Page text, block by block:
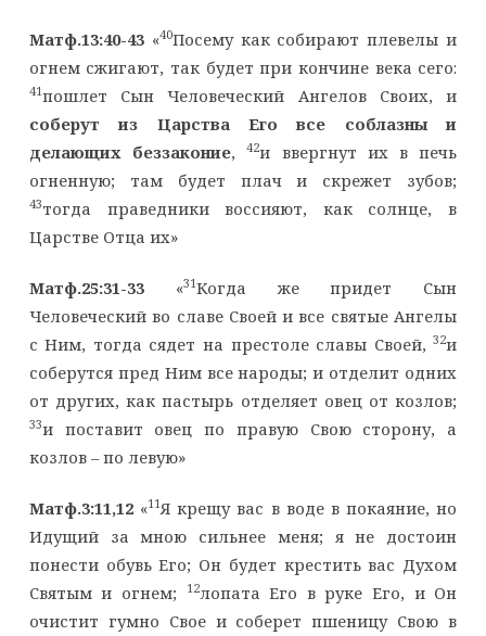
Матф.13:40-43 «40Посему как собирают плевелы и
огнем сжигают, так будет при кончине века сего:
41пошлет Сын Человеческий Ангелов Своих, и
соберут из Царства Его все соблазны и
делающих беззаконие,42и ввергнут их в печь
огненную; там будет плач и скрежет зубов;
43тогда праведники воссияют, как солнце, в
Царстве Отца их»
Матф.25:31-33«31Когда же придет Сын
Человеческий во славе Своей и все святые Ангелы
с Ним, тогда сядет на престоле славы Своей,32и
соберутся пред Ним все народы; и отделит одних
от других, как пастырь отделяет овец от козлов;
33и поставит овец по правую Свою сторону, а
козлов – по левую»
Матф.3:11,12«11Я крещу вас в воде в покаяние, но
Идущий за мною сильнее меня; я не достоин
понести обувь Его; Он будет крестить вас Духом
Святым и огнем;
12лопата Его в руке Его, и Он
очистит гумно Свое и соберет пшеницу Свою в